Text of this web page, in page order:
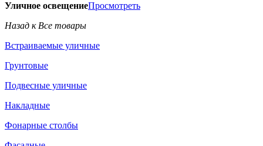
Уличное освещениеПросмотреть
Назад к Все товары
Встраиваемые уличные
Грунтовые
Подвесные уличные
Накладные
Фонарные столбы